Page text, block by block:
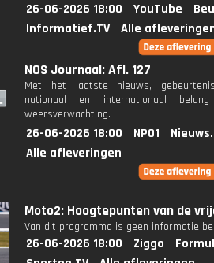
26-06-2026 18:00 YouTube
Informatief.TV
Alle
NOS Journaal: Afl. 127
Met het laatste nieuws,
nationaal en internationaal
weersverwachting.
26-06-2026 18:00 NPO1
Alle afleveringen
Moto2: Hoogtepunten van de
Van dit programma is geen informatie
26-06-2026 18:00 Ziggo